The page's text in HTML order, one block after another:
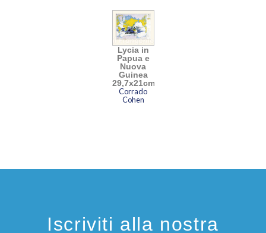
Lycia in
Papua e
Nuova
Guinea
29,7x21cm
Corrado
Cohen
Iscriviti alla nostra